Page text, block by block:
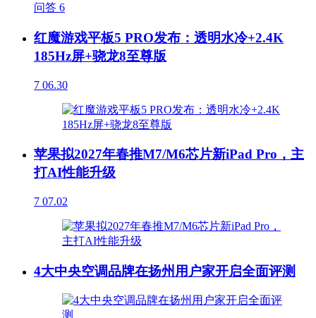
问答 6
红魔游戏平板5 PRO发布：透明水冷+2.4K
185Hz屏+骁龙8至尊版
7 06.30
苹果拟2027年春推M7/M6芯片新iPad Pro，主
打AI性能升级
7 07.02
4大中央空调品牌在扬州用户家开启全面评测